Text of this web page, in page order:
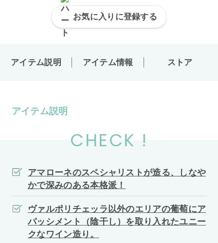
お気に入りに登録する
アイテム説明 アイテム情報 ストア
アイテム説明
CHECK !
アマローネのスペシャリストが造る、しなや
かで深みのある本格派！
ヴァルポリチェッラ以外のエリアの葡萄にア
パッシメント（陰干し）を取り入れたユニー
クなワイン造り。